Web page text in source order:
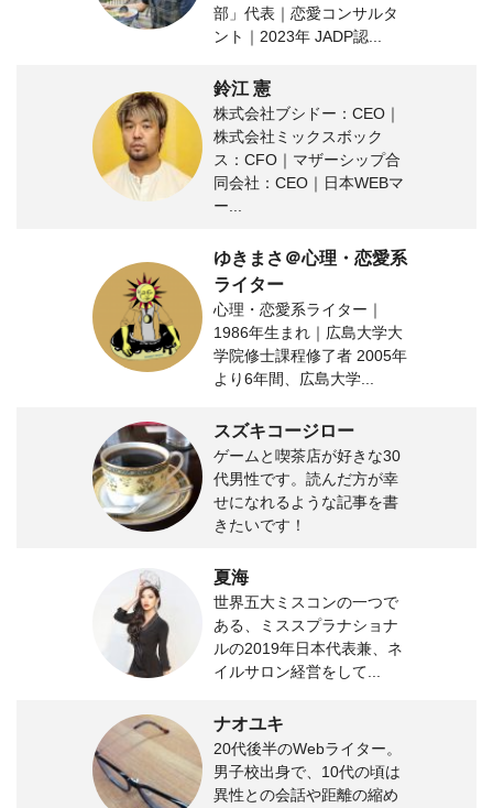
部」代表｜恋愛コンサルタ
ント｜2023年 JADP認...
鈴江 憲
株式会社ブシドー：CEO｜
株式会社ミックスボック
ス：CFO｜マザーシップ合
同会社：CEO｜日本WEBマ
ー...
ゆきまさ＠心理・恋愛系
ライター
心理・恋愛系ライター｜
1986年生まれ｜広島大学大
学院修士課程修了者 2005年
より6年間、広島大学...
スズキコージロー
ゲームと喫茶店が好きな30
代男性です。読んだ方が幸
せになれるような記事を書
きたいです！
夏海
世界五大ミスコンの一つで
ある、ミススプラナショナ
ルの2019年日本代表兼、ネ
イルサロン経営をして...
ナオユキ
20代後半のWebライター。
男子校出身で、10代の頃は
異性との会話や距離の縮め